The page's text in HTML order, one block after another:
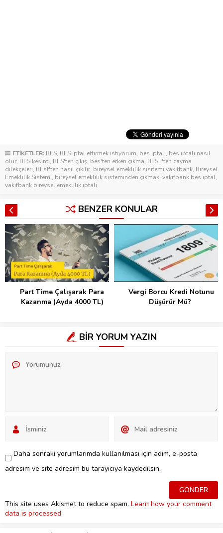
ETİKETLER: BES, BES iptal ettirmek istiyorum, bes iptali, bes iptali nasıl
olur, BES kesinti, BES'ten çıkış, bes'ten erken çıkma, BEST'ten cayma
dilekçeleri, BEst'ten nasıl çıkılır, bireysel emeklilik sisitemi vakıfbank, Bireysel
Emeklilik Sistemi, bireysel emeklilik sisteminden çıkmak, vakıfbank bes iptal,
vakıfbank bireysel emeklilik iptali
BENZER KONULAR
Part Time Çalışarak Para
Kazanma (Ayda 4000 TL)
Vergi Borcu Kredi Notunu
Düşürür Mü?
BİR YORUM YAZIN
Daha sonraki yorumlarımda kullanılması için adım, e-posta
adresim ve site adresim bu tarayıcıya kaydedilsin.
This site uses Akismet to reduce spam. Learn how your comment
data is processed.